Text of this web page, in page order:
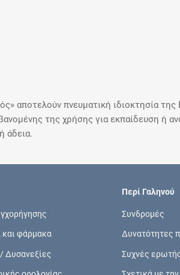
αποτελούν πνευματική ιδιοκτησία
της χρήσης για εκπαίδευση ή
άδεια.
φάρμακα
Δυσανεξίες
Περί Γαληνού
Συνδρομές
Δυνατότητες
Συχνές